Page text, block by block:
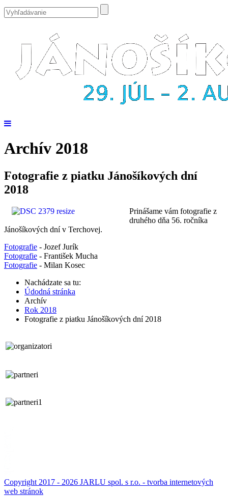
Archív 2018
Fotografie z piatku Jánošíkových dní
2018
Prinášame vám fotografie z
druhého dňa 56. ročníka
Jánošíkových dní v Terchovej.
Fotografie - Jozef Jurík
Fotografie - František Mucha
Fotografie - Milan Kosec
Nachádzate sa tu:
Údodná stránka
Archív
Rok 2018
Fotografie z piatku Jánošíkových dní 2018
Copyright 2017 - 2026 JARLU spol. s r.o. - tvorba internetových
web stránok